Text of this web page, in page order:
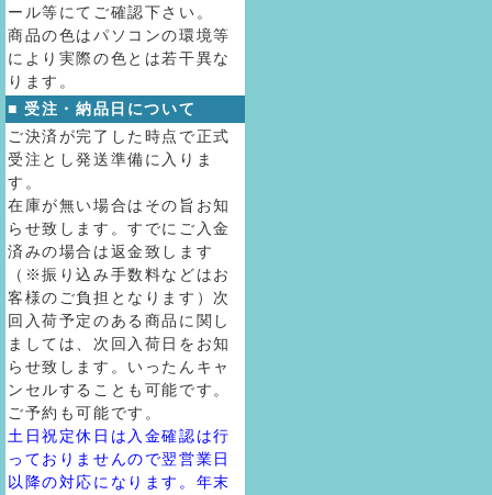
ール等にてご確認下さい。
商品の色はパソコンの環境等
により実際の色とは若干異な
ります。
■ 受注・納品日について
ご決済が完了した時点で正式
受注とし発送準備に入りま
す。
在庫が無い場合はその旨お知
らせ致します。すでにご入金
済みの場合は返金致します
（※振り込み手数料などはお
客様のご負担となります）次
回入荷予定のある商品に関し
ましては、次回入荷日をお知
らせ致します。いったんキャ
ンセルすることも可能です。
ご予約も可能です。
土日祝定休日は入金確認は行
っておりませんので翌営業日
以降の対応になります。年末